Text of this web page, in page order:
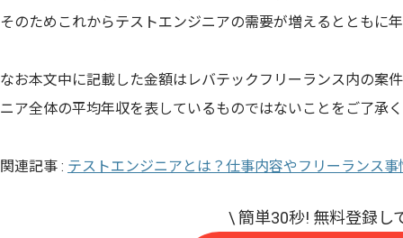
そのためこれからテストエンジニアの需要が増えるとともに
なお本文中に記載した金額はレバテックフリーランス内の案
ニア全体の平均年収を表しているものではないことをご了承
関連記事 : テストエンジニアとは？仕事内容やフリーランス事